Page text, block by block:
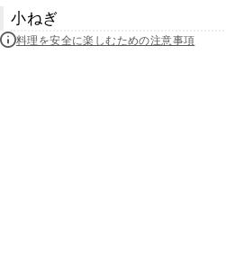
小ねぎ
料理を安全に楽しむための注意事項